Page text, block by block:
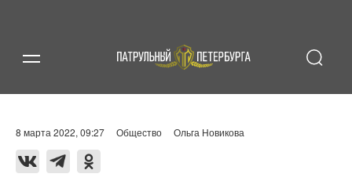
8 марта 2022, 09:27 Общество Ольга Новикова